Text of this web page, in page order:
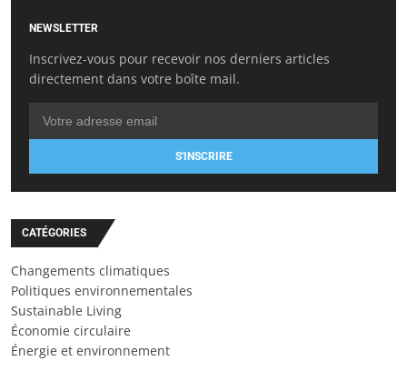
NEWSLETTER
Inscrivez-vous pour recevoir nos derniers articles
directement dans votre boîte mail.
S'INSCRIRE
CATÉGORIES
Changements climatiques
Politiques environnementales
Sustainable Living
Économie circulaire
Énergie et environnement